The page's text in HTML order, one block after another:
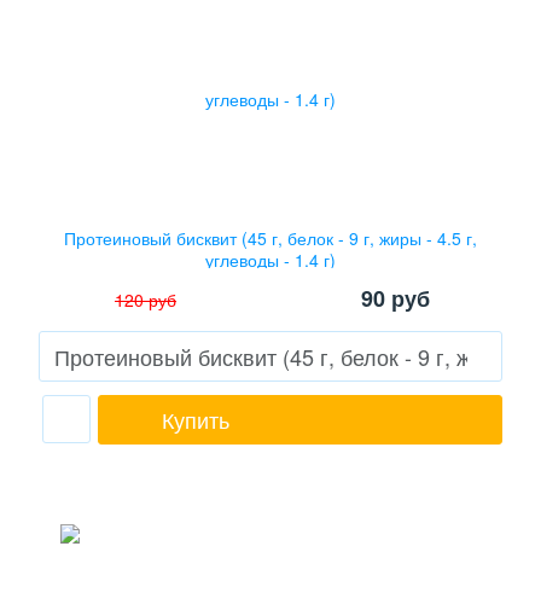
Протеиновый бисквит (45 г, белок - 9 г, жиры - 4.5 г,
углеводы - 1.4 г)
120руб 90 руб
Купить